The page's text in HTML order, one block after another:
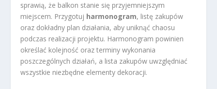
sprawią, że balkon stanie się przyjemniejszym
miejscem. Przygotuj harmonogram, listę zakupów
oraz dokładny plan działania, aby uniknąć chaosu
podczas realizacji projektu. Harmonogram powinien
określać kolejność oraz terminy wykonania
poszczególnych działań, a lista zakupów uwzględniać
wszystkie niezbędne elementy dekoracji.